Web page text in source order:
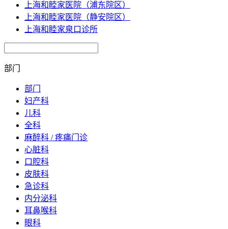
上海和睦家医院（浦东院区）
上海和睦家医院（静安院区）
上海和睦家泉口诊所
部门
部门
妇产科
儿科
全科
麻醉科 / 疼痛门诊
心脏科
口腔科
皮肤科
急诊科
内分泌科
耳鼻喉科
眼科